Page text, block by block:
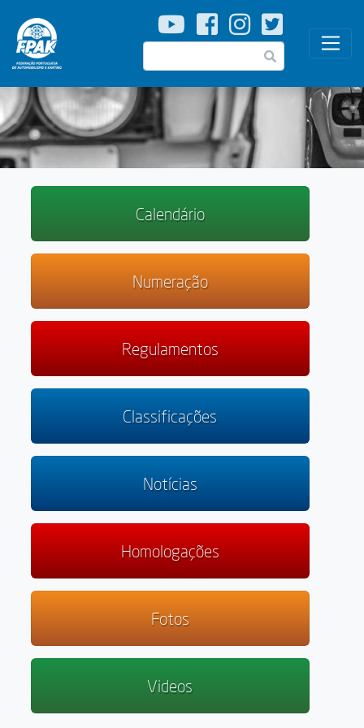
Passar
para
o
Pesquisar
Calendário
Numeração
Regulamentos
Classificações
Notícias
Homologações
Fotos
Videos